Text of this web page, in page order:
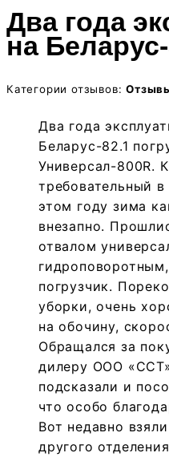
Два года
на
Категории отзывов:
Два года
Беларус-82.1
Универсал-800R.
требовательный
этом году зима
внезапно.
отвалом
погрузчик.
уборки, очень
на обочину,
Обращался за
дилеру ООО
подсказали и
что особо
Вот недавно
другого